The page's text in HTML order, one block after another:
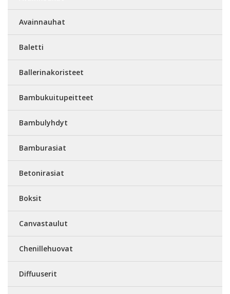
Avainnauhat
Baletti
Ballerinakoristeet
Bambukuitupeitteet
Bambulyhdyt
Bamburasiat
Betonirasiat
Boksit
Canvastaulut
Chenillehuovat
Diffuuserit